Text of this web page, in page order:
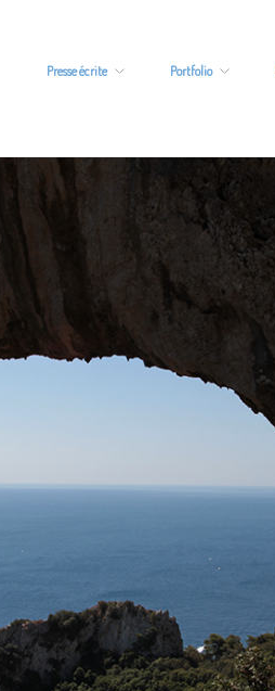
Presse écrite Portfolio